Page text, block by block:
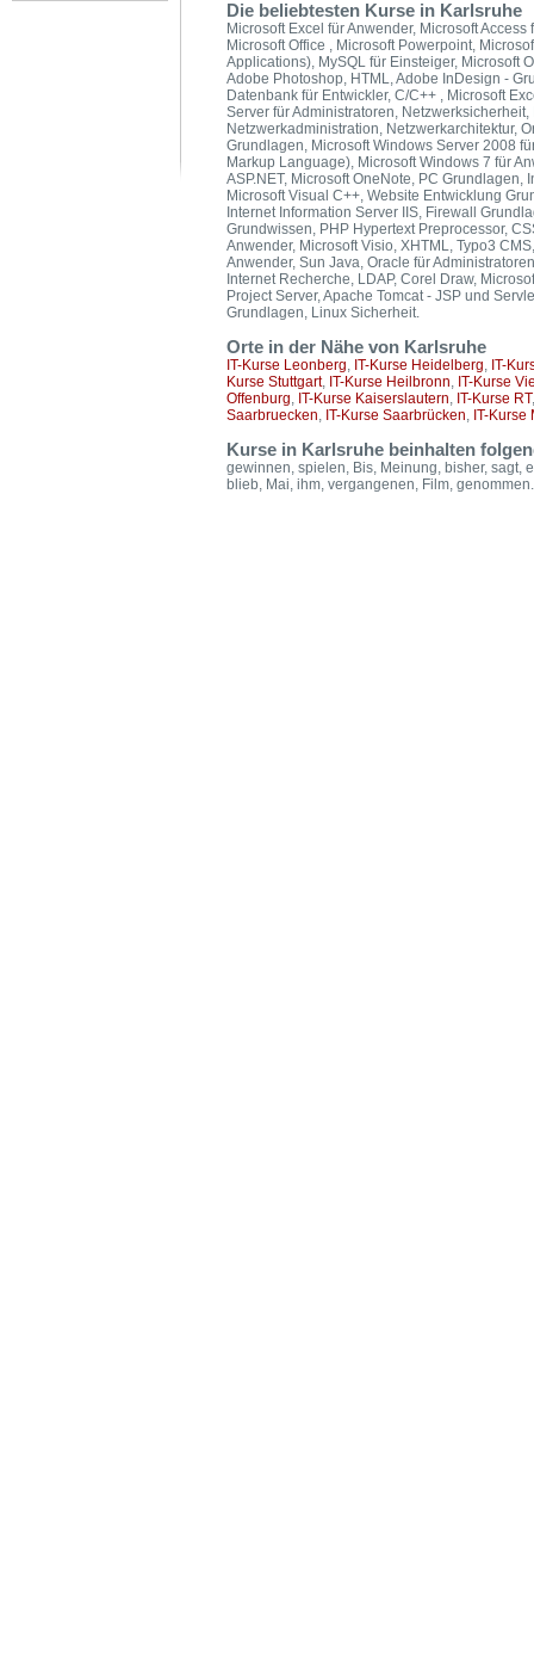
Die beliebtesten Kurse in Karlsruhe
Microsoft Excel für Anwender, Microsoft
Microsoft Office , Microsoft Powerpoint,
Applications), MySQL für Einsteiger, Microsoft
Adobe Photoshop, HTML, Adobe InDesign -
Datenbank für Entwickler, C/C++ , Microsoft
Server für Administratoren,
Netzwerkadministration, Netzwerkarchitektur,
Grundlagen, Microsoft Windows Server 2008
Markup Language), Microsoft Windows 7 für
ASP.NET, Microsoft OneNote, PC
Microsoft Visual C++, Website Entwicklung
Internet Information Server IIS, Firewall
Grundwissen, PHP Hypertext Preprocessor,
Anwender, Microsoft Visio, XHTML, Typo3
Anwender, Sun Java, Oracle für
Internet Recherche, LDAP, Corel Draw,
Project Server, Apache Tomcat - JSP und
Grundlagen, Linux Sicherheit.
Orte in der Nähe von Karlsruhe
IT-Kurse Leonberg, IT-Kurse Heidelberg, IT-
Kurse Stuttgart, IT-Kurse Heilbronn, IT-Kurse
Offenburg, IT-Kurse Kaiserslautern, IT-Kurse RT
Saarbruecken, IT-Kurse Saarbrücken, IT-Kurse
Kurse in Karlsruhe beinhalten
gewinnen, spielen, Bis, Meinung, bisher, sagt,
blieb, Mai, ihm, vergangenen, Film, genommen.